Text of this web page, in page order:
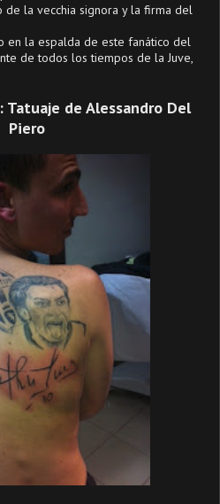
de la vecchia signora y la firma del
en la espalda de este fanático del
de todos los tiempos de la Juve,
de Alessandro Del
Piero